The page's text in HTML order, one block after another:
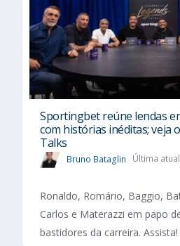
Sportingbet reúne lendas
com histórias inéditas; veja
Talks
Bruno Bataglin Última
Ronaldo, Romário, Baggio,
Carlos e Materazzi em papo
bastidores da carreira. Assista!